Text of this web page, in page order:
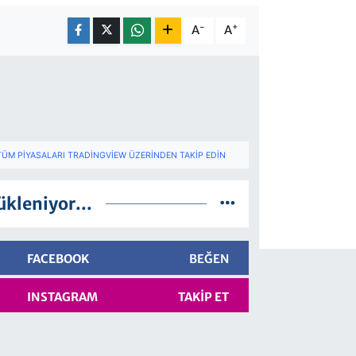
A- A+
PIYASALARI TRADINGVIEW ÜZERINDEN TAKIP EDIN
FACEBOOK BEĞEN
INSTAGRAM TAKIP ET